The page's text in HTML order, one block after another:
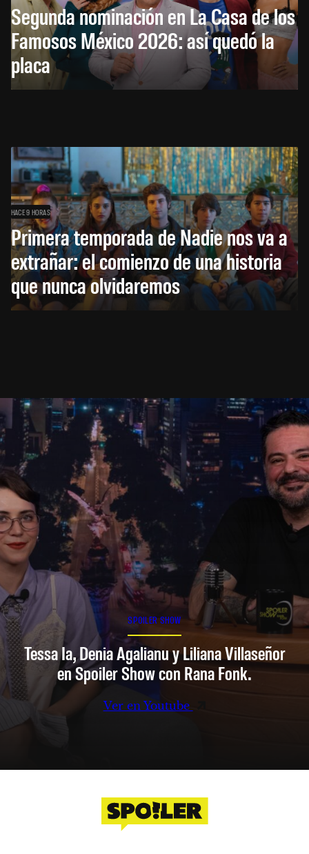
Segunda nominación en La Casa de los
Famosos México 2026: así quedó la
placa
HACE 9 HORAS
Primera temporada de Nadie nos va a
extrañar: el comienzo de una historia
que nunca olvidaremos
SPOILER SHOW
Tessa Ia, Denia Agalianu y Liliana Villaseñor
en Spoiler Show con Rana Fonk.
Ver en Youtube